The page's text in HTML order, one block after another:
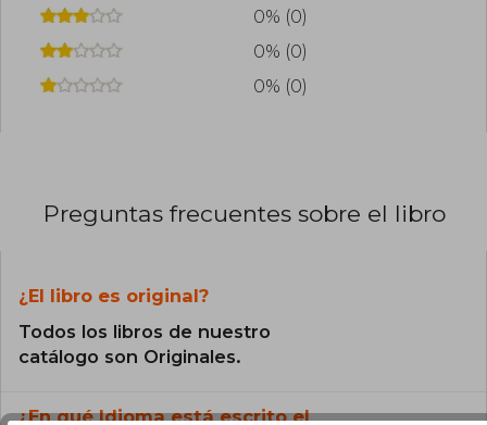
0% (0)
0% (0)
0% (0)
Preguntas frecuentes sobre el libro
¿El libro es original?
Todos los libros de nuestro
catálogo son Originales.
¿En qué Idioma está escrito el